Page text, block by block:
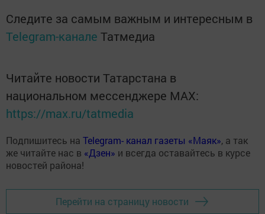
Следите за самым важным и интересным в
Telegram-канале Татмедиа
Читайте новости Татарстана в
национальном мессенджере MАХ:
https://max.ru/tatmedia
Подпишитесь на Telegram- канал газеты «Маяк», а так
же читайте нас в «Дзен» и всегда оставайтесь в курсе
новостей района!
Перейти на страницу новости